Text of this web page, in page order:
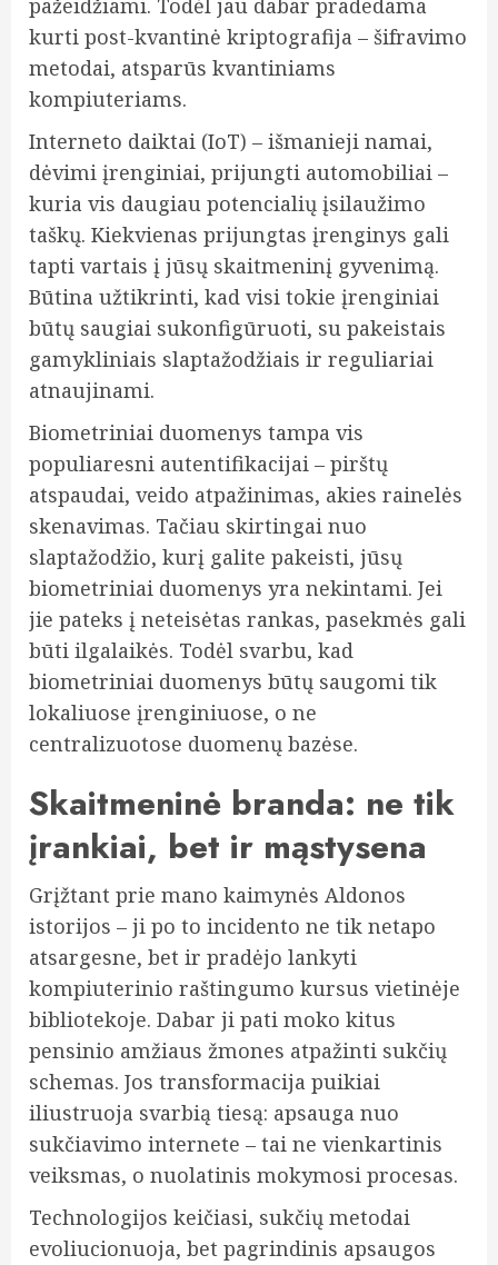
pažeidžiami. Todėl jau dabar pradedama
kurti post-kvantinė kriptografija – šifravimo
metodai, atsparūs kvantiniams
kompiuteriams.
Interneto daiktai (IoT) – išmanieji namai,
dėvimi įrenginiai, prijungti automobiliai –
kuria vis daugiau potencialių įsilaužimo
taškų. Kiekvienas prijungtas įrenginys gali
tapti vartais į jūsų skaitmeninį gyvenimą.
Būtina užtikrinti, kad visi tokie įrenginiai
būtų saugiai sukonfigūruoti, su pakeistais
gamykliniais slaptažodžiais ir reguliariai
atnaujinami.
Biometriniai duomenys tampa vis
populiaresni autentifikacijai – pirštų
atspaudai, veido atpažinimas, akies rainelės
skenavimas. Tačiau skirtingai nuo
slaptažodžio, kurį galite pakeisti, jūsų
biometriniai duomenys yra nekintami. Jei
jie pateks į neteisėtas rankas, pasekmės gali
būti ilgalaikės. Todėl svarbu, kad
biometriniai duomenys būtų saugomi tik
lokaliuose įrenginiuose, o ne
centralizuotose duomenų bazėse.
Skaitmeninė branda: ne tik
įrankiai, bet ir mąstysena
Grįžtant prie mano kaimynės Aldonos
istorijos – ji po to incidento ne tik netapo
atsargesne, bet ir pradėjo lankyti
kompiuterinio raštingumo kursus vietinėje
bibliotekoje. Dabar ji pati moko kitus
pensinio amžiaus žmones atpažinti sukčių
schemas. Jos transformacija puikiai
iliustruoja svarbią tiesą: apsauga nuo
sukčiavimo internete – tai ne vienkartinis
veiksmas, o nuolatinis mokymosi procesas.
Technologijos keičiasi, sukčių metodai
evoliucionuoja, bet pagrindinis apsaugos